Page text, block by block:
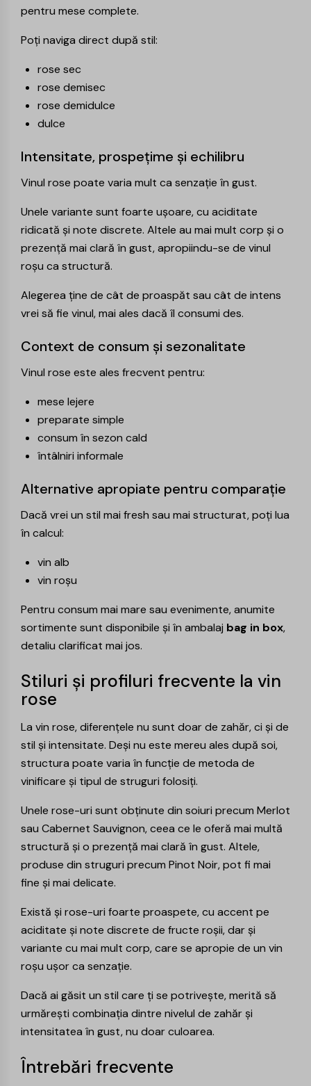
pentru mese complete.
Poți naviga direct după stil:
rose sec
rose demisec
rose demidulce
dulce
Intensitate, prospețime și echilibru
Vinul rose poate varia mult ca senzație în gust.
Unele variante sunt foarte ușoare, cu aciditate
ridicată și note discrete. Altele au mai mult corp și o
prezență mai clară în gust, apropiindu-se de vinul
roșu ca structură.
Alegerea ține de cât de proaspăt sau cât de intens
vrei să fie vinul, mai ales dacă îl consumi des.
Context de consum și sezonalitate
Vinul rose este ales frecvent pentru:
mese lejere
preparate simple
consum în sezon cald
întâlniri informale
Alternative apropiate pentru comparație
Dacă vrei un stil mai fresh sau mai structurat, poți lua
în calcul:
vin alb
vin roșu
Pentru consum mai mare sau evenimente, anumite
sortimente sunt disponibile și în ambalaj bag in box,
detaliu clarificat mai jos.
Stiluri și profiluri frecvente la vin
rose
La vin rose, diferențele nu sunt doar de zahăr, ci și de
stil și intensitate. Deși nu este mereu ales după soi,
structura poate varia în funcție de metoda de
vinificare și tipul de struguri folosiți.
Unele rose-uri sunt obținute din soiuri precum Merlot
sau Cabernet Sauvignon, ceea ce le oferă mai multă
structură și o prezență mai clară în gust. Altele,
produse din struguri precum Pinot Noir, pot fi mai
fine și mai delicate.
Există și rose-uri foarte proaspete, cu accent pe
aciditate și note discrete de fructe roșii, dar și
variante cu mai mult corp, care se apropie de un vin
roșu ușor ca senzație.
Dacă ai găsit un stil care ți se potrivește, merită să
urmărești combinația dintre nivelul de zahăr și
intensitatea în gust, nu doar culoarea.
Întrebări frecvente